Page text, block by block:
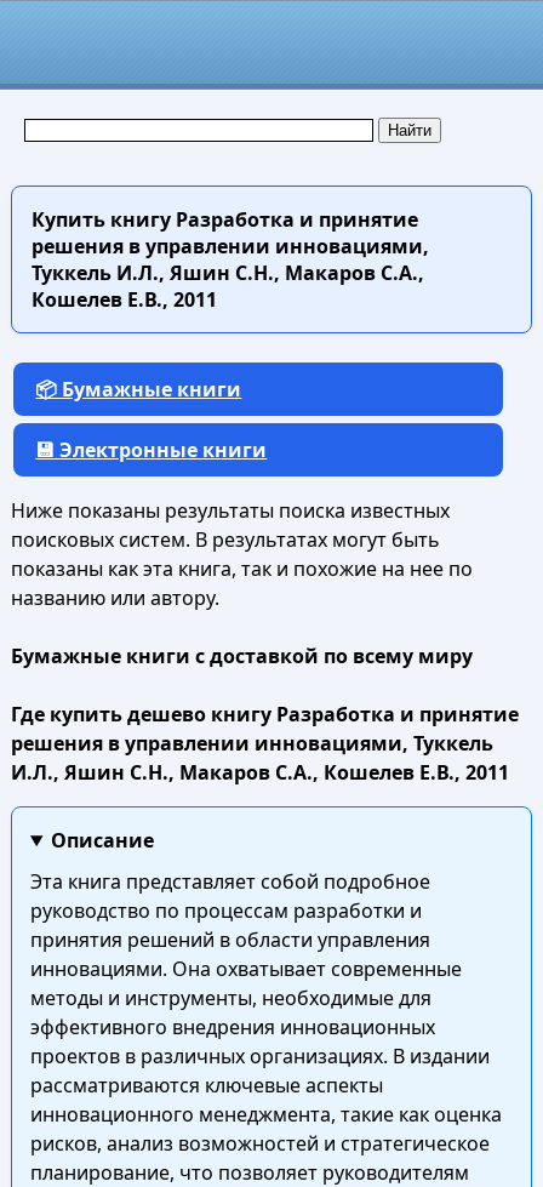
Купить книгуРазработка и принятие
решения в управлении инновациями,
Туккель И.Л., Яшин С.Н., Макаров С.А.,
Кошелев Е.В., 2011
📦 Бумажные книги
💾 Электронные книги
Ниже показаны результаты поиска известных
поисковых систем. В результатах могут быть
показаны как эта книга, так и похожие на нее по
названию или автору.
Бумажные книги с доставкой по всему миру
Где купить дешево книгу Разработка и принятие
решения в управлении инновациями, Туккель
И.Л., Яшин С.Н., Макаров С.А., Кошелев Е.В., 2011
Описание
Эта книга представляет собой подробное
руководство по процессам разработки и
принятия решений в области управления
инновациями. Она охватывает современные
методы и инструменты, необходимые для
эффективного внедрения инновационных
проектов в различных организациях. В издании
рассматриваются ключевые аспекты
инновационного менеджмента, такие как оценка
рисков, анализ возможностей и стратегическое
планирование, что позволяет руководителям